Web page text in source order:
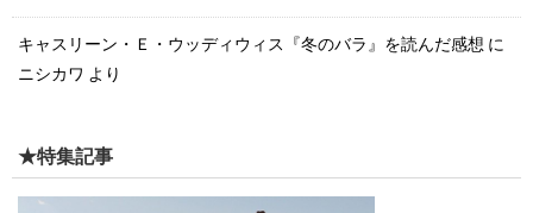
キャスリーン・Ｅ・ウッディウィス『冬のバラ』を読んだ感想 に
ニシカワ より
★特集記事